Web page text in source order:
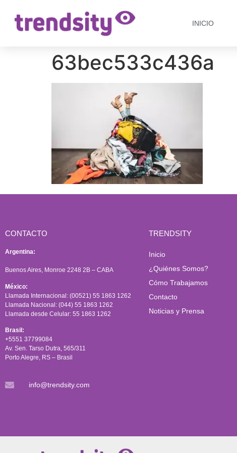
INICIO
63bec533c436a
CONTACTO
Argentina:
Buenos Aires, Monroe 2248 2B – CABA
México:
Llamada Internacional: (00521) 55 1863 1262
Llamada Nacional: (044) 55 1863 1262
Llamada desde Celular: 55 1863 1262
Brasil:
+5551 37799084
Av. Sen. Tarso Dutra, 565/311
Porto Alegre, RS – Brasil
info@trendsity.com
TRENDSITY
Inicio
¿Quiénes Somos?
Cómo Trabajamos
Contacto
Noticias y Prensa